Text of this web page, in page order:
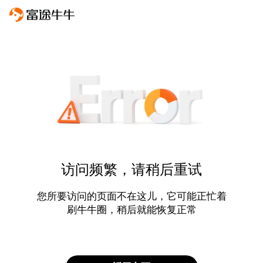
访问频繁，请稍后重试
您所要访问的页面不在这儿，它可能正忙着
刷牛牛圈，稍后就能恢复正常